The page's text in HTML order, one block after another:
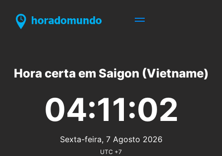
Hora certa em Saigon (Vietname)
04:11:02
Sexta-feira, 7 Agosto 2026
UTC +7